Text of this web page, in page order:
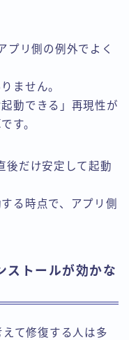
プリ側の例外でよく
ません。
動できる」再現性が
す。
後だけ安定して起動
る時点で、アプリ側
トールが効かな
て修復する人は多